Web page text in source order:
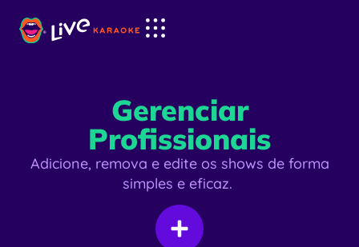
Gerenciar
Profissionais
Adicione, remova e edite os shows de forma
simples e eficaz.